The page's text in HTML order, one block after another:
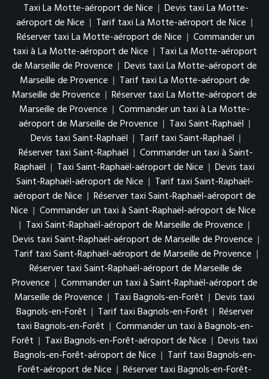
Taxi La Motte-aéroport de Nice | Devis taxi La Motte-
aéroport de Nice | Tarif taxi La Motte-aéroport de Nice |
Réserver taxi La Motte-aéroport de Nice | Commander un
taxi à La Motte-aéroport de Nice | Taxi La Motte-aéroport
de Marseille de Provence | Devis taxi La Motte-aéroport de
Marseille de Provence | Tarif taxi La Motte-aéroport de
Marseille de Provence | Réserver taxi La Motte-aéroport de
Marseille de Provence | Commander un taxi à La Motte-
aéroport de Marseille de Provence | Taxi Saint-Raphaël |
Devis taxi Saint-Raphaël | Tarif taxi Saint-Raphaël |
Réserver taxi Saint-Raphaël | Commander un taxi à Saint-
Raphaël | Taxi Saint-Raphaël-aéroport de Nice | Devis taxi
Saint-Raphaël-aéroport de Nice | Tarif taxi Saint-Raphaël-
aéroport de Nice | Réserver taxi Saint-Raphaël-aéroport de
Nice | Commander un taxi à Saint-Raphaël-aéroport de Nice
| Taxi Saint-Raphaël-aéroport de Marseille de Provence |
Devis taxi Saint-Raphaël-aéroport de Marseille de Provence |
Tarif taxi Saint-Raphaël-aéroport de Marseille de Provence |
Réserver taxi Saint-Raphaël-aéroport de Marseille de
Provence | Commander un taxi à Saint-Raphaël-aéroport de
Marseille de Provence | Taxi Bagnols-en-Forêt | Devis taxi
Bagnols-en-Forêt | Tarif taxi Bagnols-en-Forêt | Réserver
taxi Bagnols-en-Forêt | Commander un taxi à Bagnols-en-
Forêt | Taxi Bagnols-en-Forêt-aéroport de Nice | Devis taxi
Bagnols-en-Forêt-aéroport de Nice | Tarif taxi Bagnols-en-
Forêt-aéroport de Nice | Réserver taxi Bagnols-en-Forêt-